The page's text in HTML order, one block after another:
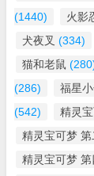
(1440)
火影
犬夜叉 (334)
猫和老鼠
(286)
福星
(542)
精灵
精灵宝可梦 第
精灵宝可梦 第